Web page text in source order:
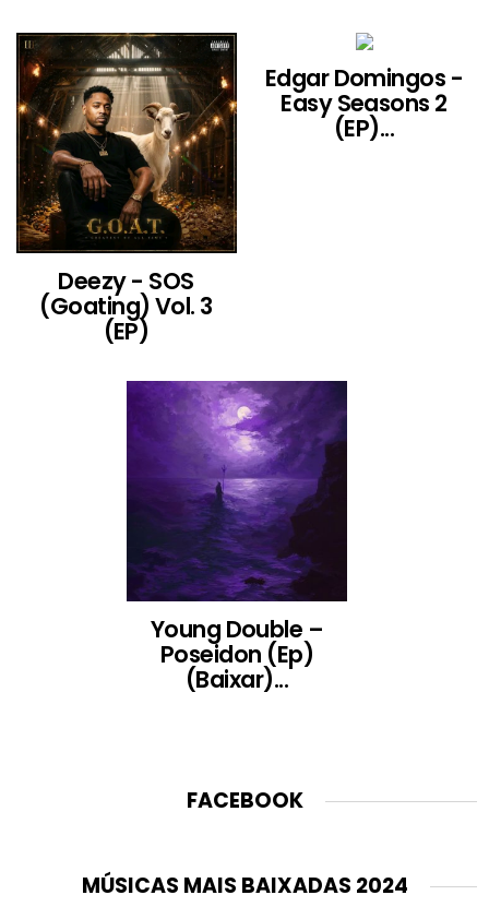
Deezy - SOS
(Goating) Vol. 3
(EP)
Edgar Domingos -
Easy Seasons 2
(EP)...
Young Double –
Poseidon (Ep)
(Baixar)...
FACEBOOK
MÚSICAS MAIS BAIXADAS 2024